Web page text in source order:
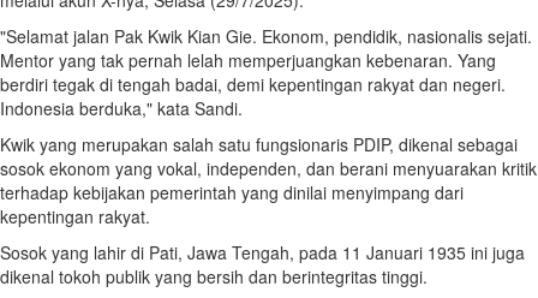
"Selamat jalan Pak Kwik Kian Gie. Ekonom, pendidik, nasionalis sejati.
Mentor yang tak pernah lelah memperjuangkan kebenaran. Yang
berdiri tegak di tengah badai, demi kepentingan rakyat dan negeri.
Indonesia berduka," kata Sandi.
Kwik yang merupakan salah satu fungsionaris PDIP, dikenal sebagai
sosok ekonom yang vokal, independen, dan berani menyuarakan kritik
terhadap kebijakan pemerintah yang dinilai menyimpang dari
kepentingan rakyat.
Sosok yang lahir di Pati, Jawa Tengah, pada 11 Januari 1935 ini juga
dikenal tokoh publik yang bersih dan berintegritas tinggi.